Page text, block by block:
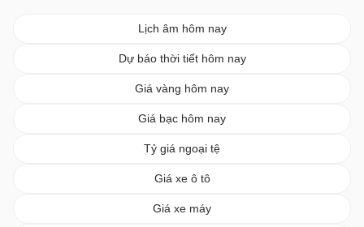
Lịch âm hôm nay
Dự báo thời tiết hôm nay
Giá vàng hôm nay
Giá bạc hôm nay
Tỷ giá ngoại tệ
Giá xe ô tô
Giá xe máy